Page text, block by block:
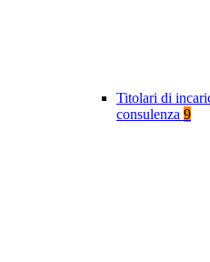
Titolari di
consulenza 9